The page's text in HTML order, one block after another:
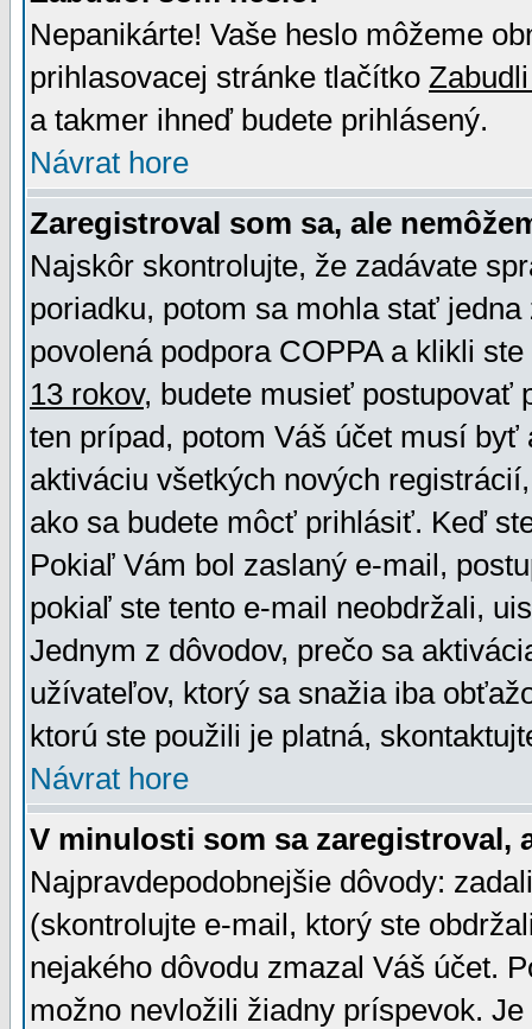
Nepanikárte! Vaše heslo môžeme
prihlasovacej stránke tlačítko
a takmer ihneď budete prihlásený.
Návrat hore
Zaregistroval som sa, ale
Najskôr skontrolujte, že zadávate
poriadku, potom sa mohla stať
povolená podpora COPPA a klikli
13 rokov, budete musieť postupovať
ten prípad, potom Váš účet musí
aktiváciu všetkých nových
ako sa budete môcť prihlásiť. Keď
Pokiaľ Vám bol zaslaný e-mail,
pokiaľ ste tento e-mail neobdržali,
Jednym z dôvodov, prečo sa
užívateľov, ktorý sa snažia iba
ktorú ste použili je platná,
Návrat hore
V minulosti som sa zaregistroval,
Najpravdepodobnejšie dôvody:
(skontrolujte e-mail, ktorý ste
nejakého dôvodu zmazal Váš účet.
možno nevložili žiadny príspevok.